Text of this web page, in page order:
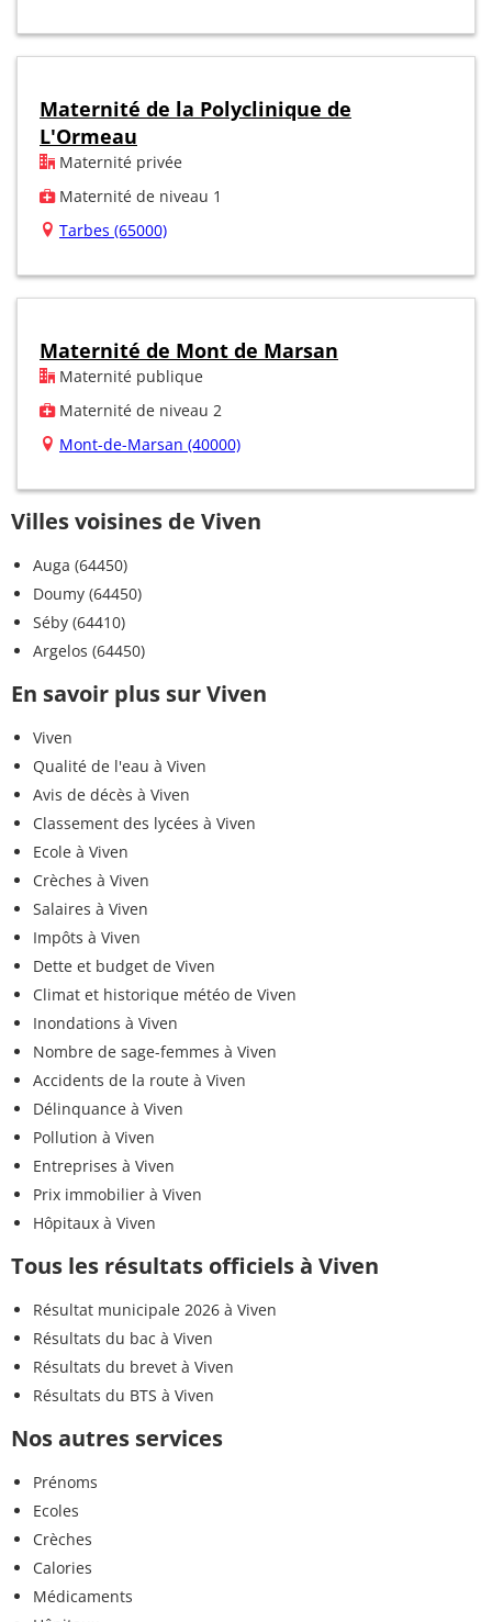
Maternité de la Polyclinique de
L'Ormeau
Maternité privée
Maternité de niveau 1
Tarbes (65000)
Maternité de Mont de Marsan
Maternité publique
Maternité de niveau 2
Mont-de-Marsan (40000)
Villes voisines de Viven
Auga (64450)
Doumy (64450)
Séby (64410)
Argelos (64450)
En savoir plus sur Viven
Viven
Qualité de l'eau à Viven
Avis de décès à Viven
Classement des lycées à Viven
Ecole à Viven
Crèches à Viven
Salaires à Viven
Impôts à Viven
Dette et budget de Viven
Climat et historique météo de Viven
Inondations à Viven
Nombre de sage-femmes à Viven
Accidents de la route à Viven
Délinquance à Viven
Pollution à Viven
Entreprises à Viven
Prix immobilier à Viven
Hôpitaux à Viven
Tous les résultats officiels à Viven
Résultat municipale 2026 à Viven
Résultats du bac à Viven
Résultats du brevet à Viven
Résultats du BTS à Viven
Nos autres services
Prénoms
Ecoles
Crèches
Calories
Médicaments